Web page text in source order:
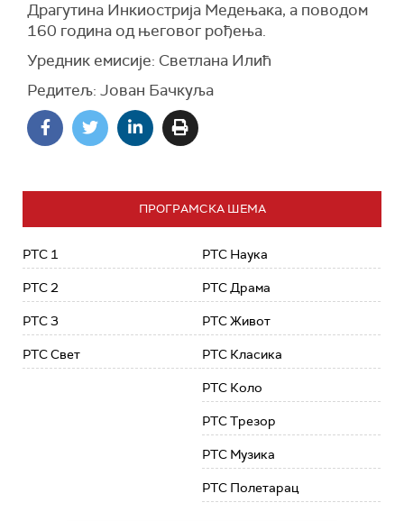
Драгутина Инкиострија Медењака, а поводом
160 година од његовог рођења.
Уредник емисије: Светлана Илић
Редитељ: Јован Бачкуља
ПРОГРАМСКА ШЕМА
РТС 1
РТС 2
РТС 3
РТС Свет
РТС Наука
РТС Драма
РТС Живот
РТС Класика
РТС Коло
РТС Трезор
РТС Музика
РТС Полетарац